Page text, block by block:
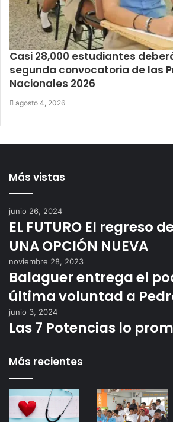
Casi 28,000 estudiantes
segunda convocatoria de las
Nacionales 2026
agosto 4, 2026
Más vistas
junio 26, 2024
EL FUTURO El regreso
UNA OPCIÓN NUEVA
noviembre 28, 2023
Balaguer entrega el
última voluntad a
junio 3, 2024
Las 7 Potencias lo
Más recientes